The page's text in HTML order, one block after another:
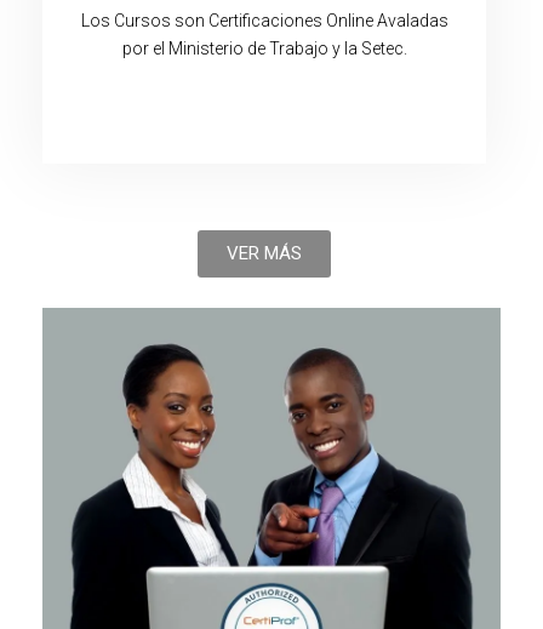
Los Cursos son Certificaciones Online Avaladas
por el Ministerio de Trabajo y la Setec.
VER MÁS